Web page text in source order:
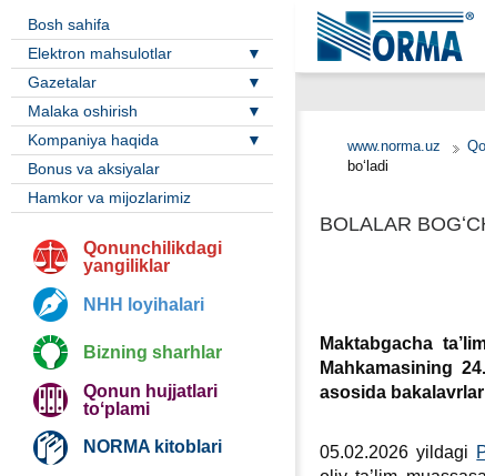
Bosh sahifa
Elektron mahsulotlar
Gazetalar
Malaka oshirish
Kompaniya haqida
Bonus va aksiyalar
Hamkor va mijozlarimiz
Qonunchilikdagi
yangiliklar
NHH loyihalari
Bizning sharhlar
Qonun hujjatlari
toʻplami
NORMA kitoblari
www.norma.uz
boʻladi
BOLALAR
Maktabgacha
Mahkamasining
asosida
05.02.2026 yildagi